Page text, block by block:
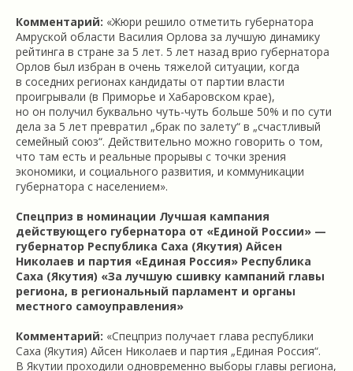
Комментарий: «Жюри решило отметить губернатора
Амруской области Василия Орлова за лучшую динамику
рейтинга в стране за 5 лет. 5 лет назад врио губернатора
Орлов был избран в очень тяжелой ситуации, когда
в соседних регионах кандидаты от партии власти
проигрывали (в Приморье и Хабаровском крае),
но он получил буквально чуть-чуть больше 50% и по сути
дела за 5 лет превратил „брак по залету“ в „счастливый
семейный союз“. Действительно можно говорить о том,
что там есть и реальные прорывы с точки зрения
экономики, и социального развития, и коммуникации
губернатора с населением».
Спецприз в номинации Лучшая кампания
действующего губернатора от «Единой России» —
губернатор Республика Саха (Якутия) Айсен
Николаев и партия «Единая Россия» Республика
Саха (Якутия) «За лучшую сшивку кампаний главы
региона, в региональный парламент и органы
местного самоуправления»
Комментарий: «Спецприз получает глава республики
Саха (Якутия) Айсен Николаев и партия „Единая Россия“.
В Якутии проходили одновременно выборы главы региона,